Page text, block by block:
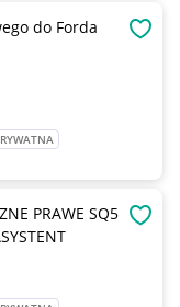
do Forda
PRAWE SQ5